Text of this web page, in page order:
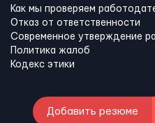
Как мы проверяем
Отказ от ответственности
Современное утверждение
Политика жалоб
Кодекс этики
Добавить резюме